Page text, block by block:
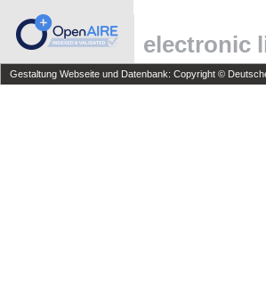
electronic
Gestaltung Webseite und Datenbank: Copyright ©